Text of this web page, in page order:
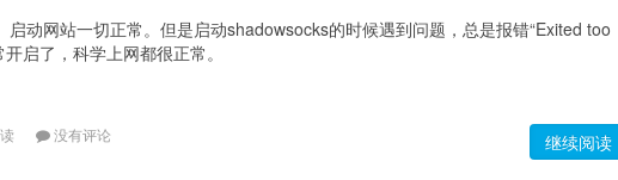
动网站一切正常。但是启动shadowsocks的时候遇到问题，总是报错“Exited too
启了，科学上网都很正常。
没有评论 继续阅读